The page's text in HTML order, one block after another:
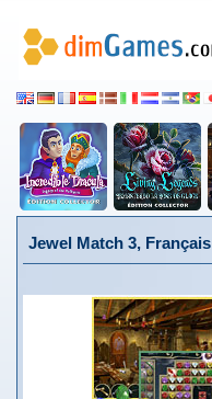
Jewel Match 3, Français